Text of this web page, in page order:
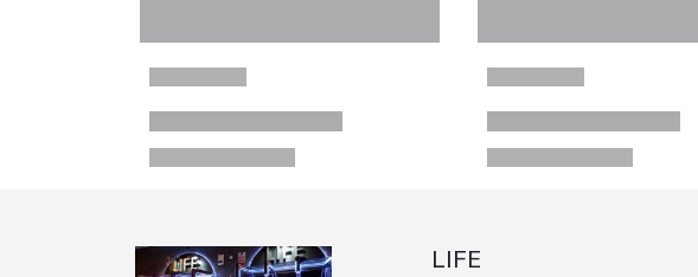
LIFE